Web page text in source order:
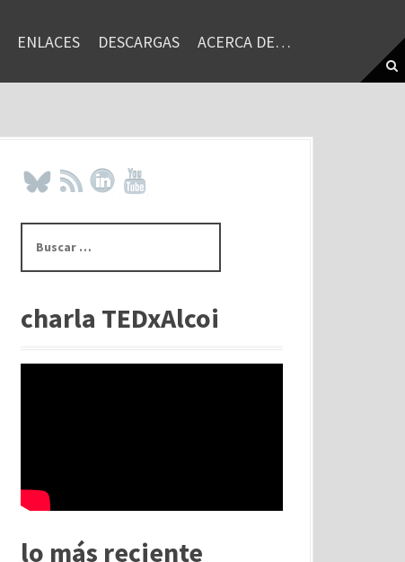
ENLACES DESCARGAS ACERCA DE…
s
rcharla TEDxAlcoi
lo más reciente